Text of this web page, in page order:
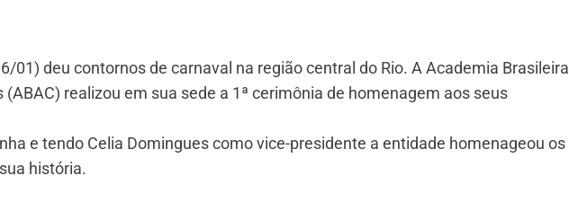
01) deu contornos de carnaval na região central do Rio. A Academia Brasileira
realizou em sua sede a 1ª cerimônia de homenagem aos seus
e tendo Celia Domingues como vice-presidente a entidade homenageou os
história.